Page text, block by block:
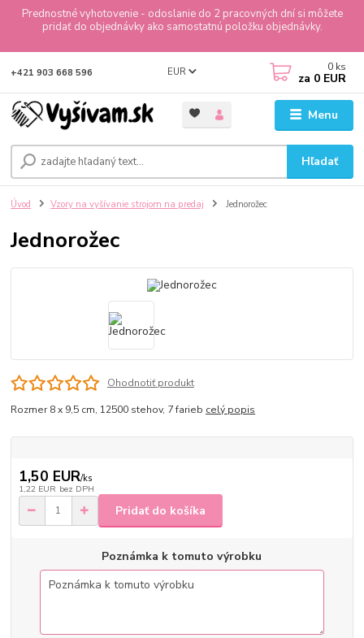
Prednostné vyhotovenie - odoslanie do 2 pracovných dní si môžete
pridať do objednávky ako samostatnú položku objednávky.
Menu
EUR
Hľadať
+421 903 668 596 0 ks
za 0 EUR
Úvod Vzory na vyšívanie strojom na predaj Jednorožec
Jednorožec
Ohodnotiť produkt
Rozmer 8 x 9,5 cm, 12500 stehov, 7 farieb celý popis
1,50 EUR/ks
1,22 EUR bez DPH
Pridať do košíka
Poznámka k tomuto výrobku